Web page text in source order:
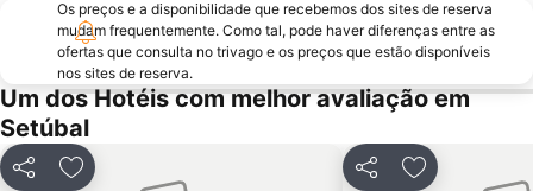
Lagoa de Albufeira
do Ouro Sesimbra
Tróia Beach
Alcântara
Oceanário de Lisboa
Praia da Caparica
Chiado
Praia da Lagoa de Santo André
Os preços e a disponibilidade que recebemos dos sites de reserva
mudam frequentemente. Como tal, pode haver diferenças entre as
ofertas que consulta no trivago e os preços que estão disponíveis
nos sites de reserva.
Um dos Hotéis com melhor avaliação em
Setúbal
PartilharAdicionar aos favoritos PartilharAdicionar